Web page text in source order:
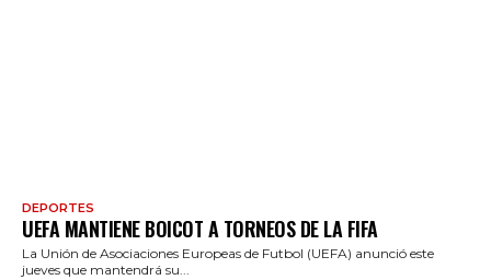
DEPORTES
UEFA MANTIENE BOICOT A TORNEOS DE LA FIFA
La Unión de Asociaciones Europeas de Futbol (UEFA) anunció este
jueves que mantendrá su...